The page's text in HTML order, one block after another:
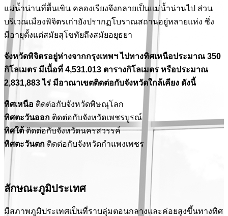
แม่น้ำน่านที่ตื้นเขิน คลองเรียงจึงกลายเป็นแม่น้ำน่านไป ส่วน
บริเวณเมืองพิจิตรเก่ายังปรากฏโบราณสถานอยู่หลายแห่ง ซึ่ง
มีอายุตั้งแต่สมัยสุโขทัยถึงสมัยอยุธยา
จังหวัดพิจิตรอยู่ห่างจากกรุงเทพฯ ไปทางทิศเหนือประมาณ 350
กิโลเมตร มีเนื้อที่ 4,531.013 ตารางกิโลเมตร หรือประมาณ
2,831,883 ไร่ มีอาณาเขตติดต่อกับจังหวัดใกล้เคียง ดังนี้
ทิศเหนือ ติดต่อกับจังหวัดพิษณุโลก
ทิศตะวันออก ติดต่อกับจังหวัดเพชรบูรณ์
ทิศใต้ติดต่อกับจังหวัดนครสวรรค์
ทิศตะวันตก ติดต่อกับจังหวัดกำแพงเพชร
ลักษณะภูมิประเทศ
มีสภาพภูมิประเทศเป็นที่ราบลุ่มตอนกลางและค่อยสูงขึ้นทางทิศ